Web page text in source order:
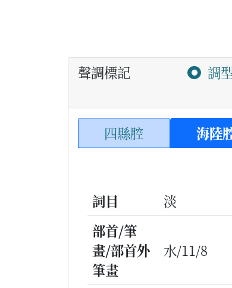
聲調標記 調
四縣腔 海陸
詞目
淡
部首/筆
畫/部首外
筆畫
水/11/8